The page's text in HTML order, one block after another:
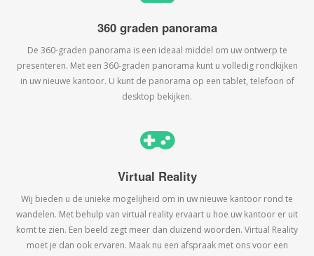
360 graden panorama
De 360-graden panorama is een ideaal middel om uw ontwerp te
presenteren. Met een 360-graden panorama kunt u volledig rondkijken
in uw nieuwe kantoor. U kunt de panorama op een tablet, telefoon of
desktop bekijken.
Virtual Reality
Wij bieden u de unieke mogelijheid om in uw nieuwe kantoor rond te
wandelen. Met behulp van virtual reality ervaart u hoe uw kantoor er uit
komt te zien. Een beeld zegt meer dan duizend woorden. Virtual Reality
moet je dan ook ervaren. Maak nu een afspraak met ons voor een